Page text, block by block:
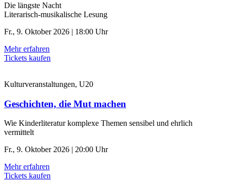
Die längste Nacht
Literarisch-musikalische Lesung
Fr., 9. Oktober 2026 | 18:00 Uhr
Mehr erfahren
Tickets kaufen
Kulturveranstaltungen, U20
Geschichten, die Mut machen
Wie Kinderliteratur komplexe Themen sensibel und ehrlich
vermittelt
Fr., 9. Oktober 2026 | 20:00 Uhr
Mehr erfahren
Tickets kaufen